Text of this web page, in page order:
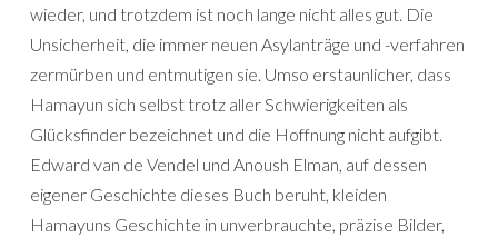
wieder, und trotzdem ist noch lange nicht alles gut. Die
Unsicherheit, die immer neuen Asylanträge und -verfahren
zermürben und entmutigen sie. Umso erstaunlicher, dass
Hamayun sich selbst trotz aller Schwierigkeiten als
Glücksfinder bezeichnet und die Hoffnung nicht aufgibt.
Edward van de Vendel und Anoush Elman, auf dessen
eigener Geschichte dieses Buch beruht, kleiden
Hamayuns Geschichte in unverbrauchte, präzise Bilder,